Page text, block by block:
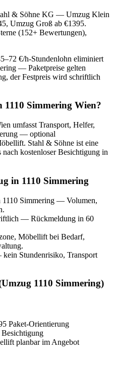
& Söhne KG — Umzug Klein
Umzug Groß ab €1395.
(152+ Bewertungen),
€/h-Stundenlohn eliminiert
— Paketpreise gelten
der Festpreis wird schriftlich
1110 Simmering Wien?
umfasst Transport, Helfer,
— optional
Stahl & Söhne ist eine
kostenloser Besichtigung in
in 1110 Simmering
1110 Simmering — Volumen,
— Rückmeldung in 60
Möbellift bei Bedarf,
Stundenrisiko, Transport
1110 Simmering)
Paket-Orientierung
Besichtigung
planbar im Angebot